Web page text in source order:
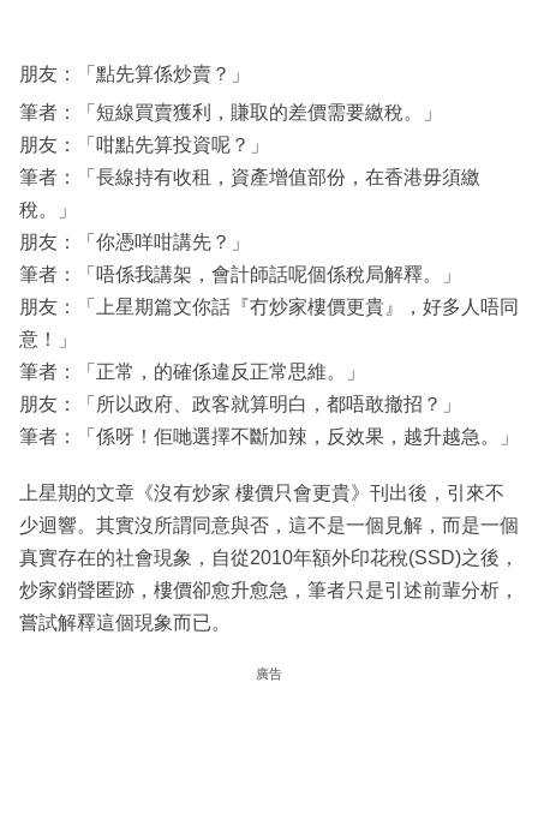
區
朋友：「點先算係炒賣？」
筆者：「短線買賣獲利，賺取的差價需要繳稅。」
朋友：「咁點先算投資呢？」
筆者：「長線持有收租，資產增值部份，在香港毋須繳
稅。」
朋友：「你憑咩咁講先？」
筆者：「唔係我講架，會計師話呢個係稅局解釋。」
朋友：「上星期篇文你話『冇炒家樓價更貴』，好多人唔同
意！」
筆者：「正常，的確係違反正常思維。」
朋友：「所以政府、政客就算明白，都唔敢撤招？」
筆者：「係呀！佢哋選擇不斷加辣，反效果，越升越急。」
上星期的文章《沒有炒家 樓價只會更貴》刊出後，引來不
少迴響。其實沒所謂同意與否，這不是一個見解，而是一個
真實存在的社會現象，自從2010年額外印花稅(SSD)之後，
炒家銷聲匿跡，樓價卻愈升愈急，筆者只是引述前輩分析，
嘗試解釋這個現象而已。
廣告